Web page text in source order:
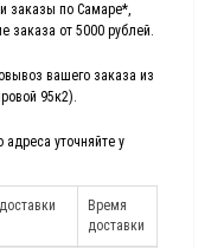
заказы по Самаре*,
заказа от 5000 рублей.
вашего заказа из
95к2).
уточняйте у
Время
доставки